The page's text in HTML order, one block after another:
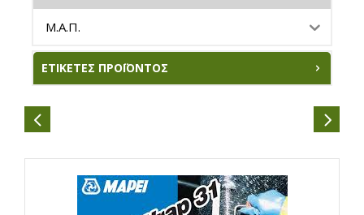
Μ.Α.Π.
ΕΤΙΚΈΤΕΣ ΠΡΟΪΌΝΤΟΣ